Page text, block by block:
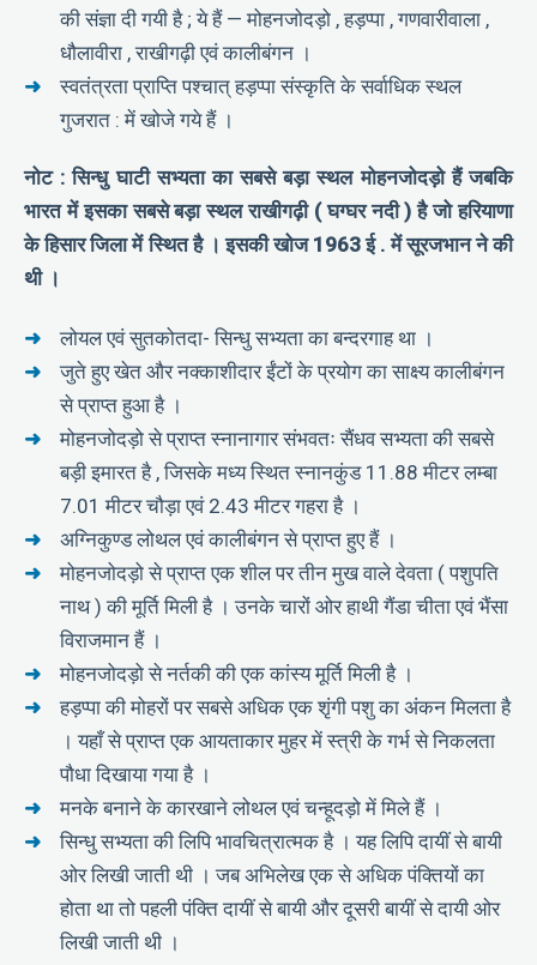
की संज्ञा दी गयी है ; ये हैं — मोहनजोदड़ो , हड़प्पा , गणवारीवाला ,
धौलावीरा , राखीगढ़ी एवं कालीबंगन ।
स्वतंत्रता प्राप्ति पश्चात् हड़प्पा संस्कृति के सर्वाधिक स्थल
गुजरात : में खोजे गये हैं ।
नोट : सिन्धु घाटी सभ्यता का सबसे बड़ा स्थल मोहनजोदड़ो हैं जबकि
भारत में इसका सबसे बड़ा स्थल राखीगढ़ी ( घग्घर नदी ) है जो हरियाणा
के हिसार जिला में स्थित है । इसकी खोज 1963 ई . में सूरजभान ने की
थी ।
लोयल एवं सुतकोतदा- सिन्धु सभ्यता का बन्दरगाह था ।
जुते हुए खेत और नक्काशीदार ईंटों के प्रयोग का साक्ष्य कालीबंगन
से प्राप्त हुआ है ।
मोहनजोदड़ो से प्राप्त स्नानागार संभवतः सैंधव सभ्यता की सबसे
बड़ी इमारत है , जिसके मध्य स्थित स्नानकुंड 11.88 मीटर लम्बा
7.01 मीटर चौड़ा एवं 2.43 मीटर गहरा है ।
अग्निकुण्ड लोथल एवं कालीबंगन से प्राप्त हुए हैं ।
मोहनजोदड़ो से प्राप्त एक शील पर तीन मुख वाले देवता ( पशुपति
नाथ ) की मूर्ति मिली है । उनके चारों ओर हाथी गैंडा चीता एवं भैंसा
विराजमान हैं ।
मोहनजोदड़ो से नर्तकी की एक कांस्य मूर्ति मिली है ।
हड़प्पा की मोहरों पर सबसे अधिक एक शृंगी पशु का अंकन मिलता है
। यहाँ से प्राप्त एक आयताकार मुहर में स्त्री के गर्भ से निकलता
पौधा दिखाया गया है ।
मनके बनाने के कारखाने लोथल एवं चन्हूदड़ो में मिले हैं ।
सिन्धु सभ्यता की लिपि भावचित्रात्मक है । यह लिपि दायीं से बायी
ओर लिखी जाती थी । जब अभिलेख एक से अधिक पंक्तियों का
होता था तो पहली पंक्ति दायीं से बायी और दूसरी बायीं से दायी ओर
लिखी जाती थी ।